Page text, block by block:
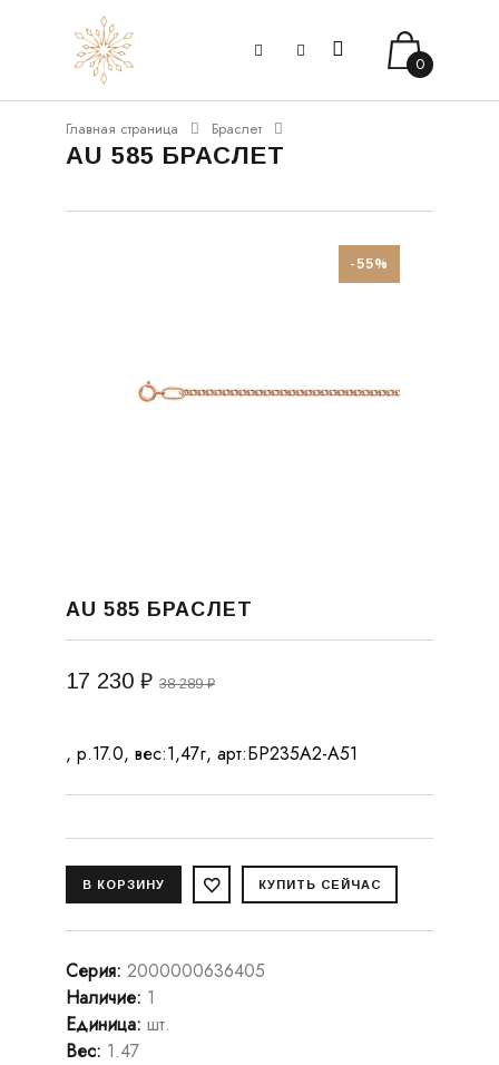
0
Главная страница Браслет
AU 585 БРАСЛЕТ
-55%
AU 585 БРАСЛЕТ
17 230 ₽ 38 289 ₽
, р.17.0, вес:1,47г, арт:БР235А2-А51
Серия: 2000000636405
Наличие: 1
Единица: шт.
Вес: 1.47